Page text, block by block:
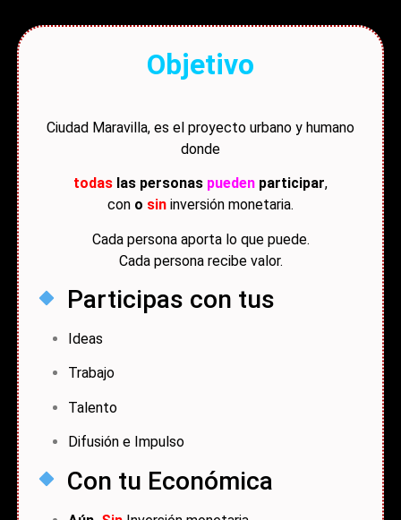
Objetivo
Ciudad Maravilla, es el proyecto urbano y humano
donde
todas las personas pueden participar,
con o sin inversión monetaria.
Cada persona aporta lo que puede.
Cada persona recibe valor.
Participas con tus
Ideas
Trabajo
Talento
Difusión e Impulso
Con tu Económica